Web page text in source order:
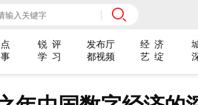
锐 评 发布厅 经 济
学 习 都视频 艺 绽